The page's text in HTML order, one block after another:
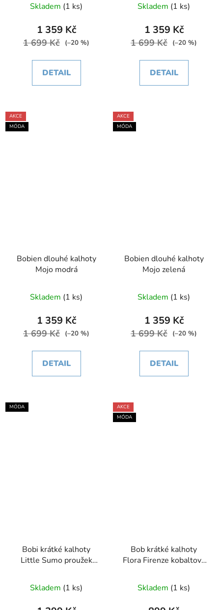
Skladem (1 ks)
1 359 Kč
1 699 Kč (–20 %)
DETAIL
Skladem (1 ks)
1 359 Kč
1 699 Kč (–20 %)
DETAIL
AKCE
MÓDA
Bobien dlouhé kalhoty
Mojo modrá
Skladem (1 ks)
1 359 Kč
1 699 Kč (–20 %)
DETAIL
AKCE
MÓDA
Bobien dlouhé kalhoty
Mojo zelená
Skladem (1 ks)
1 359 Kč
1 699 Kč (–20 %)
DETAIL
MÓDA
Bobi krátké kalhoty
Little Sumo proužek
Skladem (1 ks)
AKCE
MÓDA
Bob krátké kalhoty
Flora Firenze kobaltová
Skladem (1 ks)